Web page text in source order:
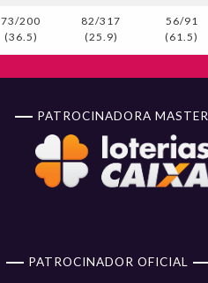
73/200
(36.5)
82/317
(25.9)
56/91
(61.5)
PATROCINADORA MASTER
PATROCINADOR OFICIAL